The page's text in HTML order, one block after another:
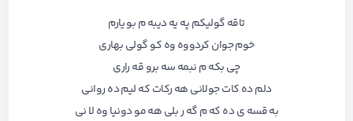
تاقه گولیکم په یه دیبه م بو یارم
خوم جوان کردووه وه کو گولی بهاری
چی بکه م نبمه سه برو قه راری
دلم ده کات جولانی هه رکات که لیم ده روانی
به قسه ی ده که م گه ر بلی هه مو دونیا وه لا نی